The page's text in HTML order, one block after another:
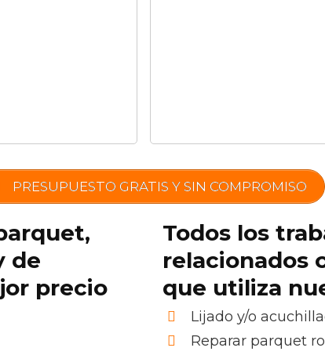
PRESUPUESTO GRATIS Y SIN COMPROMISO
de
precio
Todos los
relacionados
que utiliza
Lijado y/o
Reparar parquet